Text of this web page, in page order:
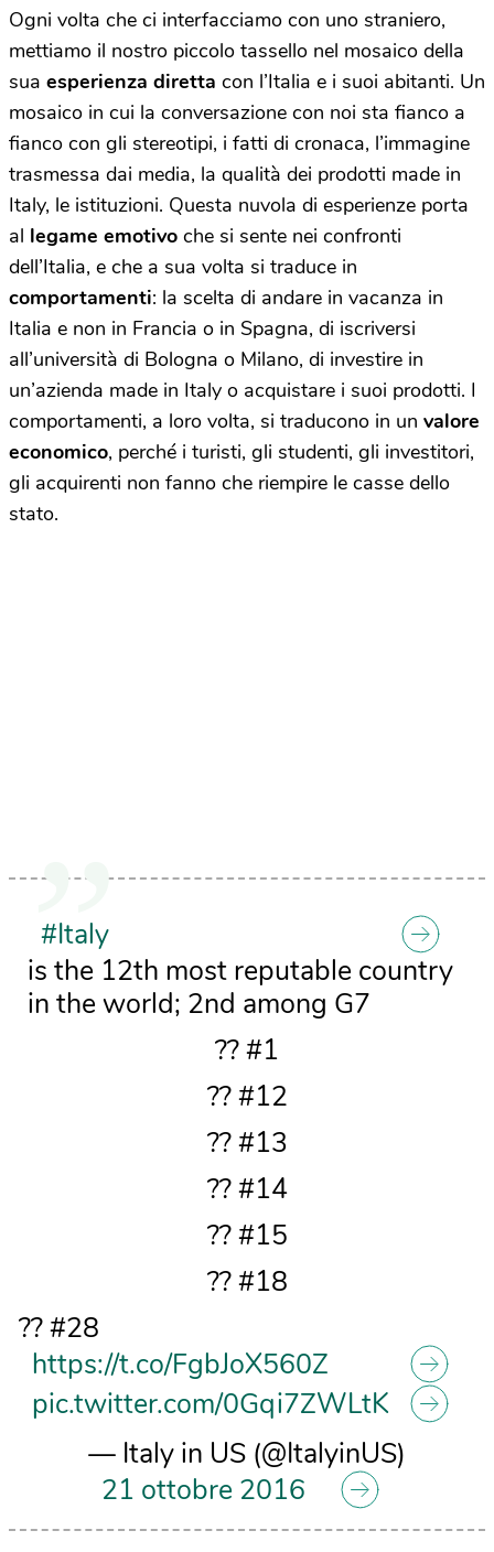
Ogni volta che ci interfacciamo con uno straniero,
mettiamo il nostro piccolo tassello nel mosaico della
sua esperienza diretta con l’Italia e i suoi abitanti. Un
mosaico in cui la conversazione con noi sta fianco a
fianco con gli stereotipi, i fatti di cronaca, l’immagine
trasmessa dai media, la qualità dei prodotti made in
Italy, le istituzioni. Questa nuvola di esperienze porta
al legame emotivo che si sente nei confronti
dell’Italia, e che a sua volta si traduce in
comportamenti: la scelta di andare in vacanza in
Italia e non in Francia o in Spagna, di iscriversi
all’università di Bologna o Milano, di investire in
un’azienda made in Italy o acquistare i suoi prodotti. I
comportamenti, a loro volta, si traducono in un valore
economico, perché i turisti, gli studenti, gli investitori,
gli acquirenti non fanno che riempire le casse dello
stato.
#Italy
is the 12th most reputable country
in the world; 2nd among G7
?? #1
?? #12
?? #13
?? #14
?? #15
?? #18
?? #28
https://t.co/FgbJoX560Z
pic.twitter.com/0Gqi7ZWLtK
— Italy in US (@ItalyinUS)
21 ottobre 2016